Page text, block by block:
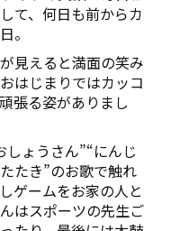
て、何日も前からカ
。
見えると満面の笑み
はじまりではカッコ
張る姿がありまし
ょうさん”“にんじ
たき”のお歌で触れ
ゲームをお家の人と
はスポーツの先生ご